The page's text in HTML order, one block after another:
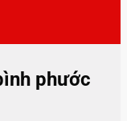
phước